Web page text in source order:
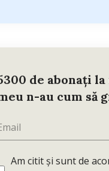
de abonați
n-au cum să
Am citit și sunt de